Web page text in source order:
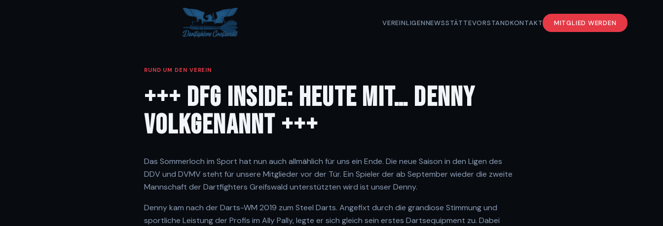
VEREINLIGENNEWSSTÄTTEVORSTANDKONTAKT MITGLIED WERDEN
RUND UM DEN VEREIN
+++ DFG INSIDE: HEUTE MIT… DENNY
VOLKGENANNT +++
Das Sommerloch im Sport hat nun auch allmählich für uns ein Ende. Die neue Saison in den Ligen des
DDV und DVMV steht für unsere Mitglieder vor der Tür. Ein Spieler der ab September wieder die zweite
Mannschaft der Dartfighters Greifswald unterstützten wird ist unser Denny.
Denny kam nach der Darts-WM 2019 zum Steel Darts. Angefixt durch die grandiose Stimmung und
sportliche Leistung der Profis im Ally Pally, legte er sich gleich sein erstes Dartsequipment zu. Dabei